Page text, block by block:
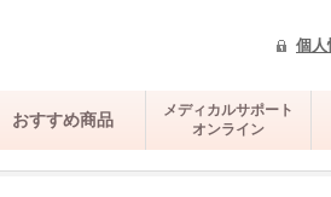
個人
おすすめ商品
メディカルサポート
オンライン